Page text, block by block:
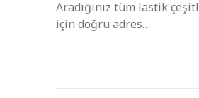
Aradığınız tüm lastik
için doğru adres…